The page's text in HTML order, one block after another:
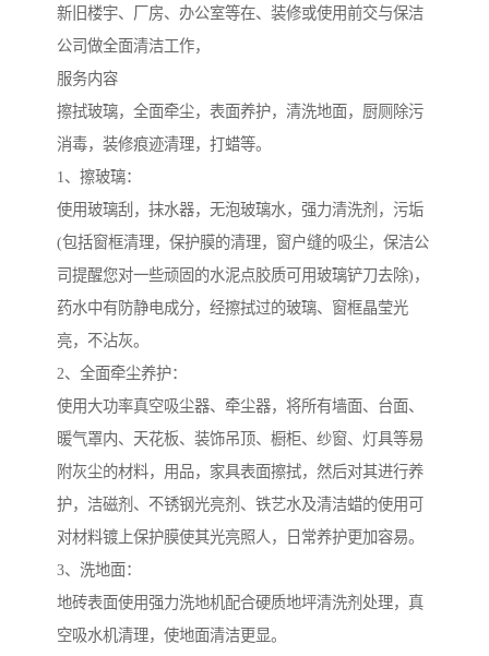
新旧楼宇、厂房、办公室等在、装修或使用前交与保洁
公司做全面清洁工作，
服务内容
擦拭玻璃，全面牵尘，表面养护，清洗地面，厨厕除污
消毒，装修痕迹清理，打蜡等。
1、擦玻璃：
使用玻璃刮，抹水器，无泡玻璃水，强力清洗剂，污垢
(包括窗框清理，保护膜的清理，窗户缝的吸尘，保洁公
司提醒您对一些顽固的水泥点胶质可用玻璃铲刀去除)，
药水中有防静电成分，经擦拭过的玻璃、窗框晶莹光
亮，不沾灰。
2、全面牵尘养护：
使用大功率真空吸尘器、牵尘器，将所有墙面、台面、
暖气罩内、天花板、装饰吊顶、橱柜、纱窗、灯具等易
附灰尘的材料，用品，家具表面擦拭，然后对其进行养
护，洁磁剂、不锈钢光亮剂、铁艺水及清洁蜡的使用可
对材料镀上保护膜使其光亮照人，日常养护更加容易。
3、洗地面：
地砖表面使用强力洗地机配合硬质地坪清洗剂处理，真
空吸水机清理，使地面清洁更显。